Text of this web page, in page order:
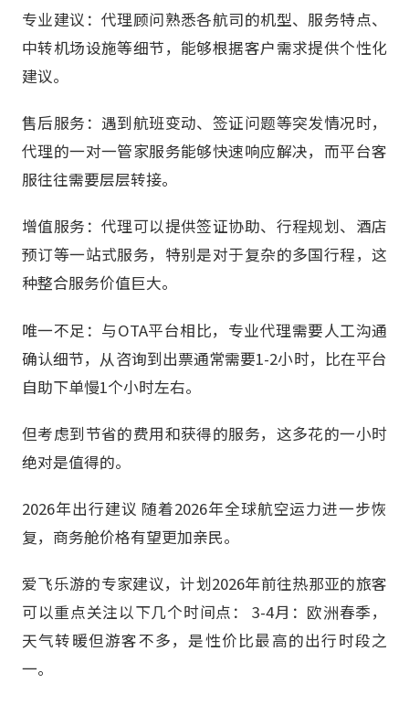
专业建议：代理顾问熟悉各航司的机型、服务特点、
中转机场设施等细节，能够根据客户需求提供个性化
建议。
售后服务：遇到航班变动、签证问题等突发情况时，
代理的一对一管家服务能够快速响应解决，而平台客
服往往需要层层转接。
增值服务：代理可以提供签证协助、行程规划、酒店
预订等一站式服务，特别是对于复杂的多国行程，这
种整合服务价值巨大。
唯一不足：与OTA平台相比，专业代理需要人工沟通
确认细节，从咨询到出票通常需要1-2小时，比在平台
自助下单慢1个小时左右。
但考虑到节省的费用和获得的服务，这多花的一小时
绝对是值得的。
2026年出行建议 随着2026年全球航空运力进一步恢
复，商务舱价格有望更加亲民。
爱飞乐游的专家建议，计划2026年前往热那亚的旅客
可以重点关注以下几个时间点： 3-4月：欧洲春季，
天气转暖但游客不多，是性价比最高的出行时段之
一。